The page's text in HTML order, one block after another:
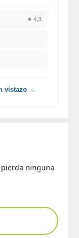
★ 4,3
vistazo →
ninguna